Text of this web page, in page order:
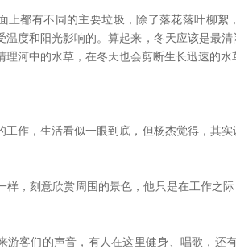
都有不同的主要垃圾，除了落花落叶柳絮
温度和阳光影响的。算起来，冬天应该是最
理河中的水草，在冬天也会剪断生长迅速的水
作，生活看似一眼到底，但杨杰觉得，其实
，刻意欣赏周围的景色，他只是在工作之际
客们的声音，有人在这里健身、唱歌，还